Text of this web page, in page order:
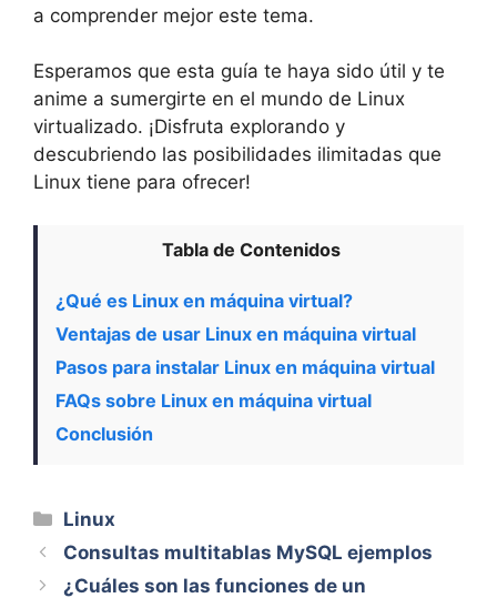
a comprender mejor este tema.
Esperamos que esta guía te haya sido útil y te
anime a sumergirte en el mundo de Linux
virtualizado. ¡Disfruta explorando y
descubriendo las posibilidades ilimitadas que
Linux tiene para ofrecer!
Tabla de Contenidos
¿Qué es Linux en máquina virtual?
Ventajas de usar Linux en máquina virtual
Pasos para instalar Linux en máquina virtual
FAQs sobre Linux en máquina virtual
Conclusión
Categorías
Linux
Consultas multitablas MySQL ejemplos
¿Cuáles son las funciones de un